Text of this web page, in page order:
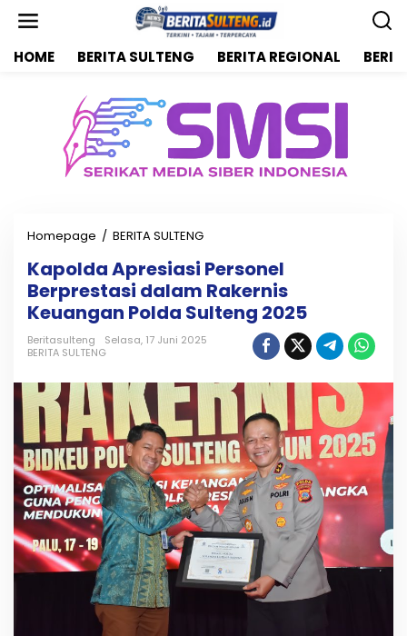
HOME BERITA SULTENG BERITA REGIONAL
Homepage / BERITA SULTENG
p
o
l
d
a
i
a
s
i
P
e
r
s
o
Kapolda Apresiasi Personel
Berprestasi dalam Rakernis
Keuangan Polda Sulteng 2025
Beritasulteng
Selasa, 17 Juni 2025
BERITA SULTENG